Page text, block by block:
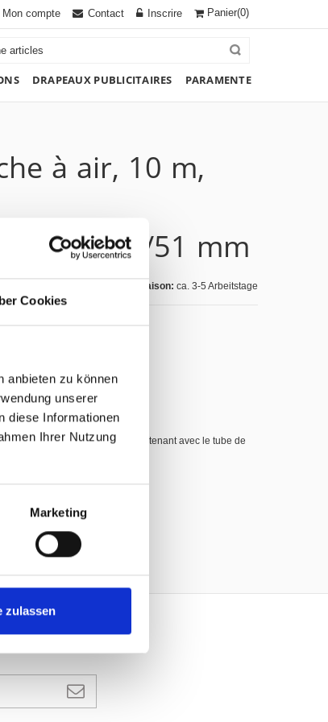
Cookies
anbieten zu können
unserer
diese Informationen
Ihrer Nutzung
Marketing
zulassen
Panier(0)
Mon compte Contact Inscrire
DRAPEAUX PUBLICITAIRES PARAMENTE
à air, 10 m,
Ø 90/51 mm
Jours de livraison: ca. 3-5 Arbeitstage
galvanisés à chaud, d’un seul tenant avec le tube de
À UNE